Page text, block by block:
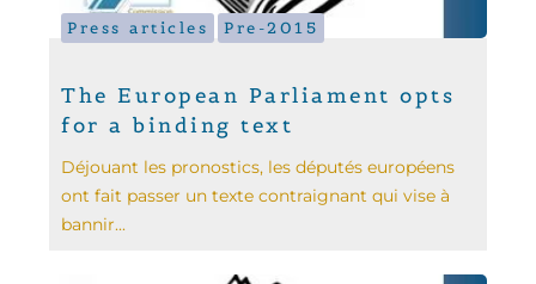
Press articles Pre-2015
The European Parliament opts
for a binding text
Déjouant les pronostics, les députés européens
ont fait passer un texte contraignant qui vise à
bannir...